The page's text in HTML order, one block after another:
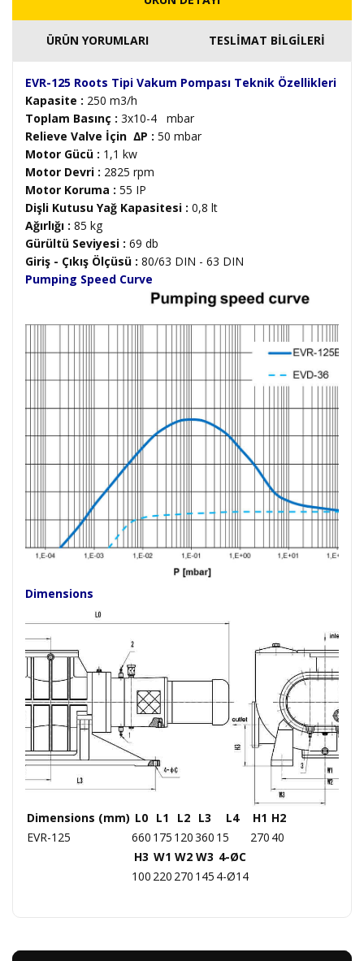
ÜRÜN YORUMLARI TESLİMAT BİLGİLERİ
EVR-125 Roots Tipi Vakum Pompası Teknik Özellikleri
Kapasite : 250 m3/h
Toplam Basınç : 3x10-4
mbar
Relieve Valve İçin ∆P : 50 mbar
Motor Gücü : 1,1 kw
Motor Devri : 2825 rpm
Motor Koruma : 55 IP
Dişli Kutusu Yağ Kapasitesi : 0,8 lt
Ağırlığı : 85 kg
Gürültü Seviyesi : 69 db
Giriş - Çıkış Ölçüsü : 80/63 DIN - 63 DIN
Pumping Speed Curve
Dimensions
Dimensions (mm) L0 L1 L2 L3 L4 H1 H2
EVR-125
660 175 120360 15 270 40
H3 W1 W2 W3 4-ØC
100 220 270 145 4-Ø14